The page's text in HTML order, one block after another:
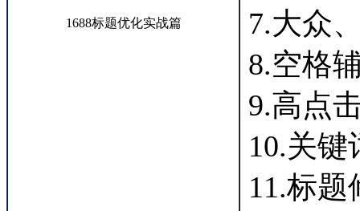
1688标题优化实战篇
7.大众
8.空格
9.高点
10.关
11.标